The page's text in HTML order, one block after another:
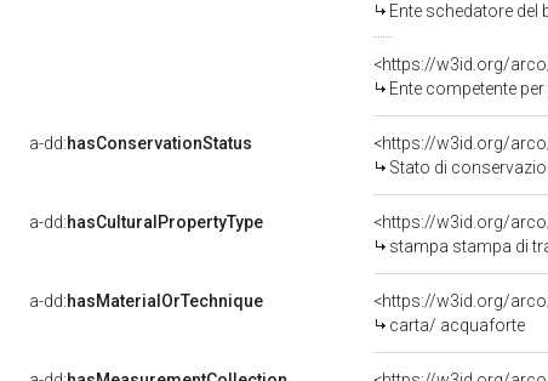
Ente schedatore del
<https://w3id.org/
Ente competente
a-dd:hasConservationStatus
<https://w3id.org/
Stato di
a-dd:hasCulturalPropertyType
<https://w3id.org/
stampa stampa di
a-dd:hasMaterialOrTechnique
<https://w3id.org/
carta/ acquaforte